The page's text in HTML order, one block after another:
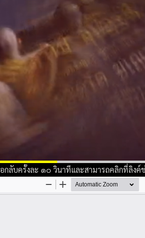
บครั้งละ ๑๐ วินาทีและสามารถคลิกที่ลิงค์ช่